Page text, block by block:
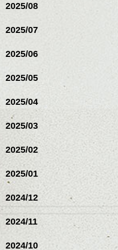
2025/08
2025/07
2025/06
2025/05
2025/04
2025/03
2025/02
2025/01
2024/12
2024/11
2024/10